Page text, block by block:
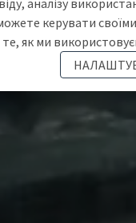
аналізу
керувати
як ми